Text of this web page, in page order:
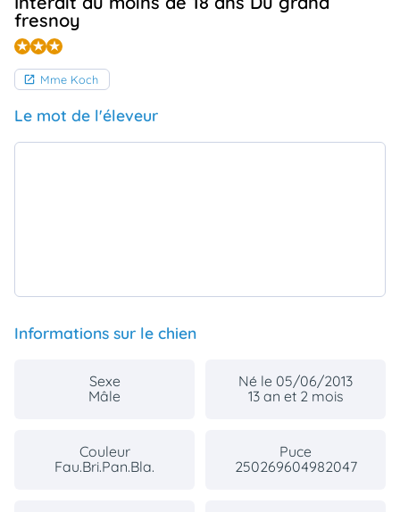
Connexion
fresnoy
Mme Koch
Le mot de l'éleveur
Informations sur le chien
Sexe
Mâle
Né le 05/06/2013
13 an et 2 mois
Couleur
Fau.Bri.Pan.Bla.
Puce
250269604982047